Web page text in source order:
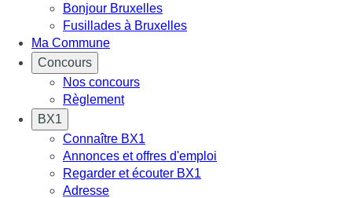
Bonjour Bruxelles
Fusillades à Bruxelles
Ma Commune
Concours
Nos concours
Règlement
BX1
Connaître BX1
Annonces et offres d'emploi
Regarder et écouter BX1
Adresse